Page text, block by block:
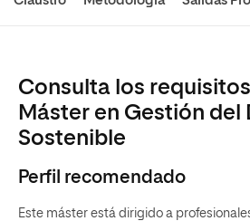
Consulta los
Máster en Gestión del
Sostenible
Perfil recomendado
Este máster está dirigido a